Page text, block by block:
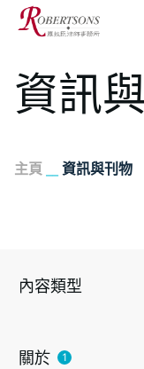
資訊
主頁 資訊與刊物
內容類型
關於 1